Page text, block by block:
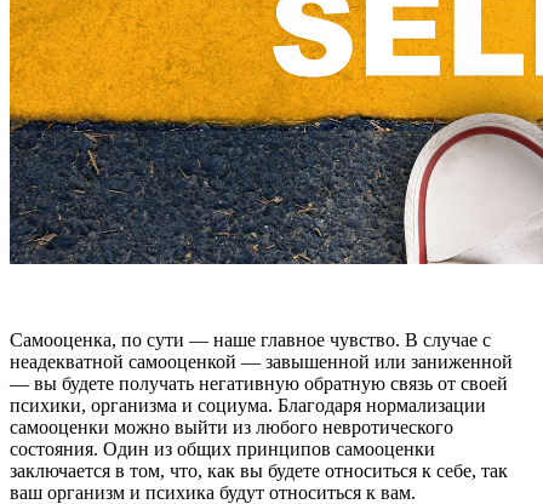
Самооценка, по сути — наше главное чувство. В случае с
неадекватной самооценкой — завышенной или заниженной
— вы будете получать негативную обратную связь от своей
психики, организма и социума. Благодаря нормализации
самооценки можно выйти из любого невротического
состояния. Один из общих принципов самооценки
заключается в том, что, как вы будете относиться к себе, так
ваш организм и психика будут относиться к вам.